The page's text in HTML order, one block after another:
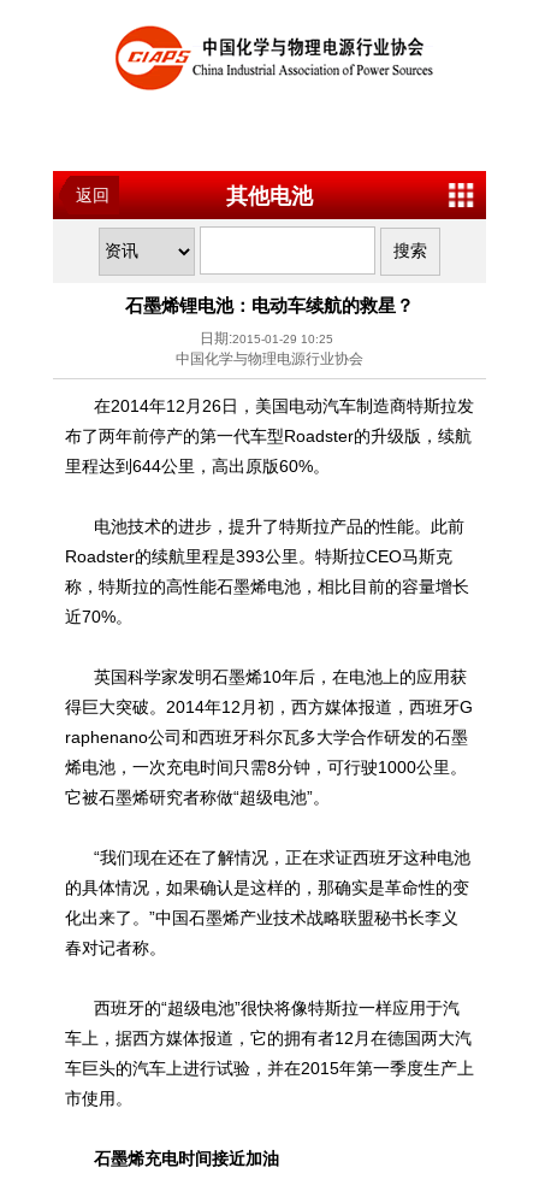
返回 其他电池
石墨烯锂电池：电动车续航的救星？
日期:2015-01-29 10:25
中国化学与物理电源行业协会
在2014年12月26日，美国电动汽车制造商特斯拉发
布了两年前停产的第一代车型Roadster的升级版，续航
里程达到644公里，高出原版60%。
电池技术的进步，提升了特斯拉产品的性能。此前
Roadster的续航里程是393公里。特斯拉CEO马斯克
称，特斯拉的高性能石墨烯电池，相比目前的容量增长
近70%。
英国科学家发明石墨烯10年后，在电池上的应用获
得巨大突破。2014年12月初，西方媒体报道，西班牙G
raphenano公司和西班牙科尔瓦多大学合作研发的石墨
烯电池，一次充电时间只需8分钟，可行驶1000公里。
它被石墨烯研究者称做“超级电池”。
“我们现在还在了解情况，正在求证西班牙这种电池
的具体情况，如果确认是这样的，那确实是革命性的变
化出来了。”中国石墨烯产业技术战略联盟秘书长李义
春对记者称。
西班牙的“超级电池”很快将像特斯拉一样应用于汽
车上，据西方媒体报道，它的拥有者12月在德国两大汽
车巨头的汽车上进行试验，并在2015年第一季度生产上
市使用。
石墨烯充电时间接近加油